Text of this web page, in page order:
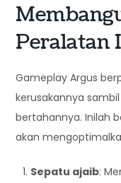
Peralatan
Gameplay Argus
kerusakannya
bertahannya. Inilah
akan
Sepatu ajaib: